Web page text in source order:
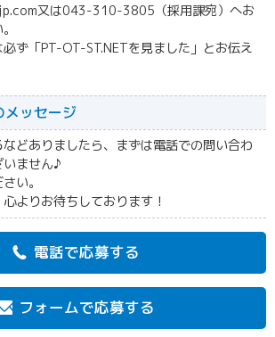
又は043-310-3805（採用課宛）へお
ず「PT-OT-ST.NETを見ました」とお伝え
メッセージ
どありましたら、まずは電話での問い合わ
ません♪
い。
よりお待ちしております！
電話で応募する
フォームで応募する